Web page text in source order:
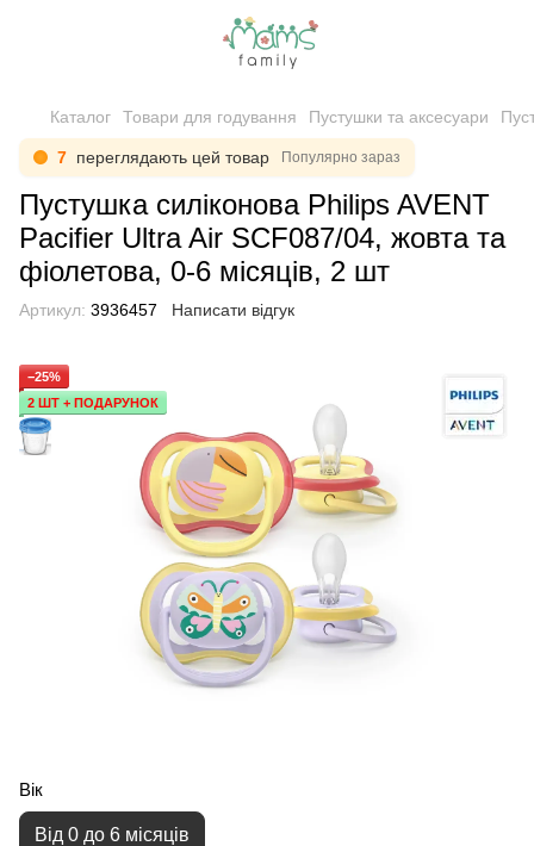
Каталог Товари для годування Пустушки та аксесуари
7 переглядають цей товар Популярно зараз
Пустушка силіконова Philips AVENT
Pacifier Ultra Air SCF087/04, жовта та
фіолетова, 0-6 місяців, 2 шт
Артикул: 3936457 Написати відгук
−25%
2 ШТ + ПОДАРУНОК
Вік
Від 0 до 6 місяців